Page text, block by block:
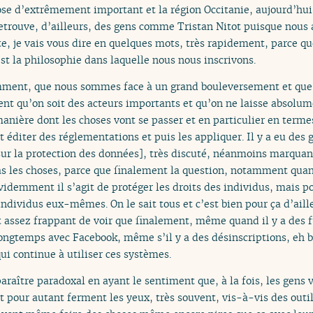
d’extrêmement important et la région Occitanie,
d’ailleurs, des gens comme Tristan Nitot puisque
je vais vous dire en quelques mots, très rapidement, parce
la philosophie dans laquelle nous nous inscrivons.
que nous sommes face à un grand bouleversement et
qu’on soit des acteurs importants et qu’on ne laisse
dont les choses vont se passer et en particulier en
des réglementations et puis les appliquer. Il y a eu des
la protection des données], très discuté, néanmoins
les choses, parce que finalement la question, notamment
il s’agit de protéger les droits des individus, mais
eux-mêmes. On le sait tous et c’est bien pour ça
assez frappant de voir que finalement, même quand il y a des
avec Facebook, même s’il y a des désinscriptions,
continue à utiliser ces systèmes.
paradoxal en ayant le sentiment que, à la fois, les gens
pour autant ferment les yeux, très souvent, vis-à-vis des